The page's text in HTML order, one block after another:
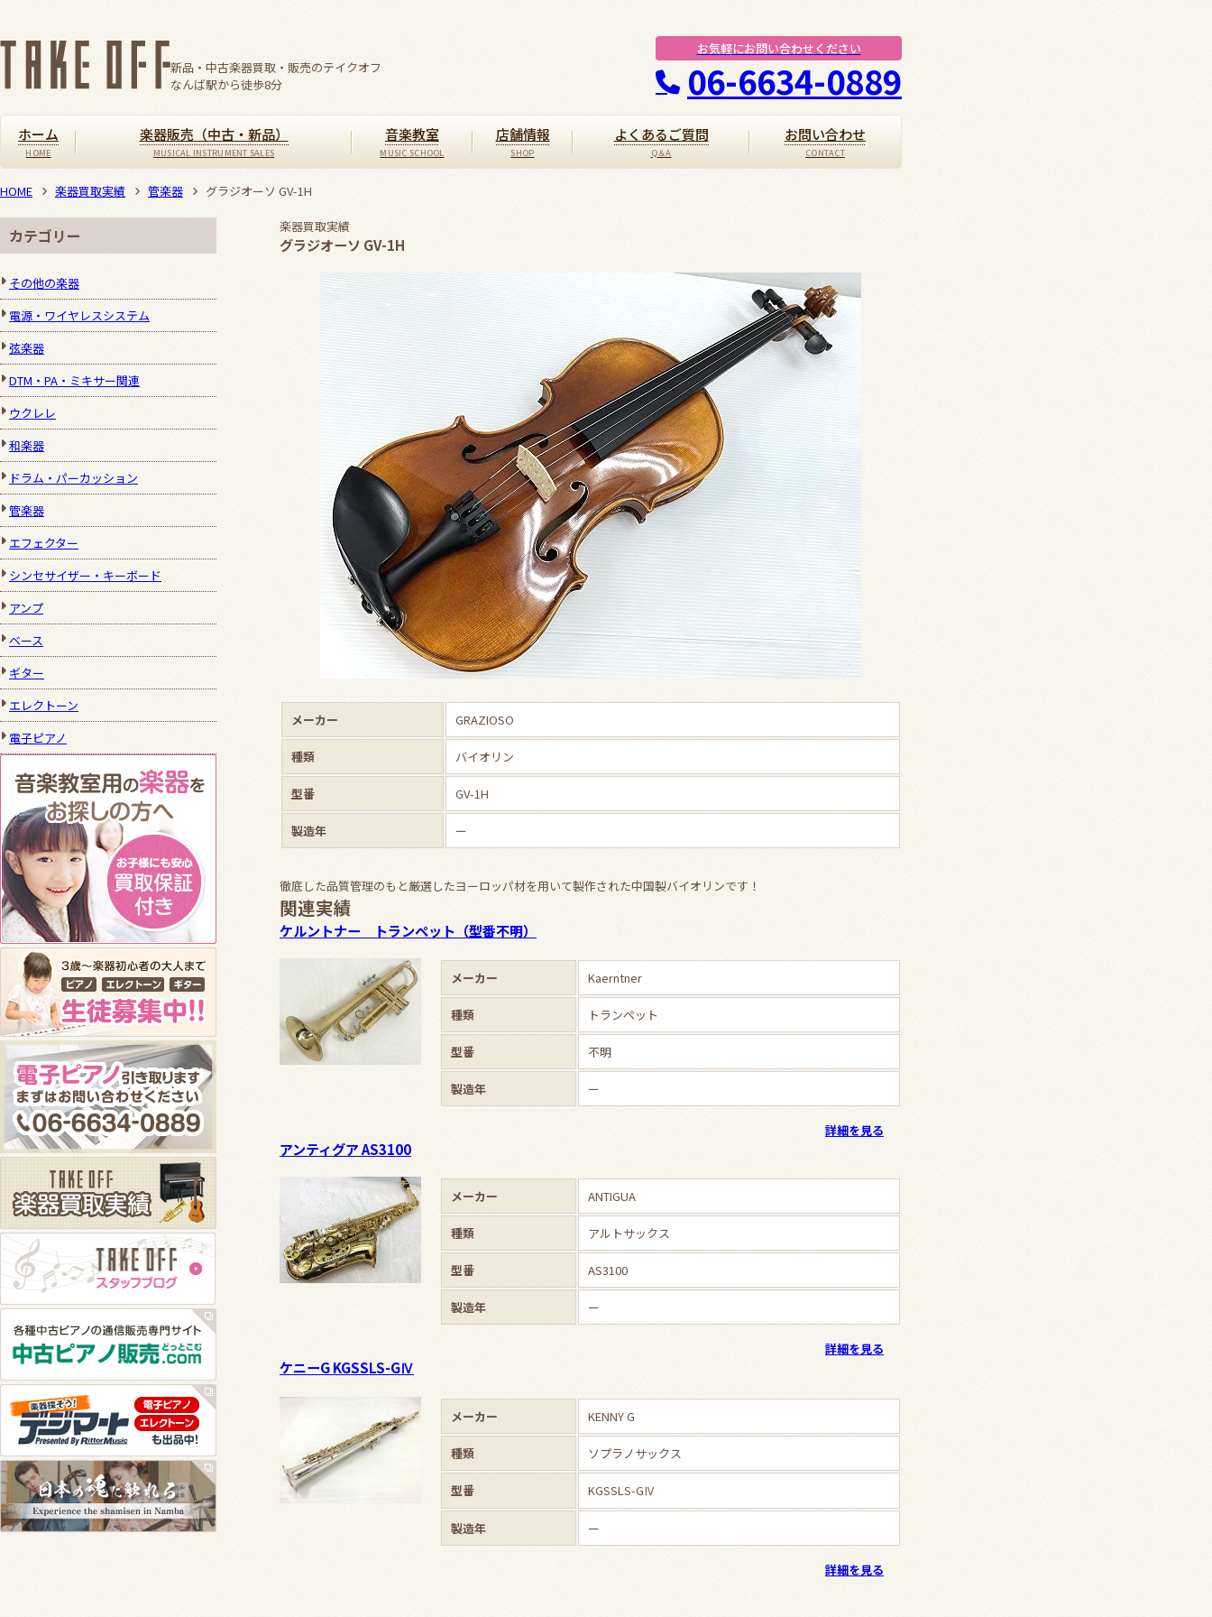
新品・中古楽器買取・販売のテイクオフ
なんば駅から徒歩8分
お気軽にお問い合わせください
06-6634-0889
ホーム 楽器販売（中古・新品） 音楽教室 店舗情報 よくあるご質問 お問い合わせ
HOME 楽器買取実績 管楽器 グラジオーソ GV-1H
楽器買取実績
グラジオーソ GV-1H
メーカー GRAZIOSO
種類 バイオリン
型番 GV-1H
製造年 ー
徹底した品質管理のもと厳選したヨーロッパ材を用いて製作された中国製バイオリンです！
関連実績
ケルントナー トランペット（型番不明）
メーカー Kaerntner
種類 トランペット
型番 不明
製造年 ー
詳細を見る
アンティグア AS3100
メーカー ANTIGUA
種類 アルトサックス
型番 AS3100
製造年 ー
詳細を見る
ケニーG KGSSLS-GⅣ
メーカー KENNY G
種類 ソプラノサックス
型番 KGSSLS-GⅣ
製造年 ー
詳細を見る
カテゴリー
その他の楽器
電源・ワイヤレスシステム
弦楽器
DTM・PA・ミキサー関連
ウクレレ
和楽器
ドラム・パーカッション
管楽器
エフェクター
シンセサイザー・キーボード
アンプ
ベース
ギター
エレクトーン
電子ピアノ